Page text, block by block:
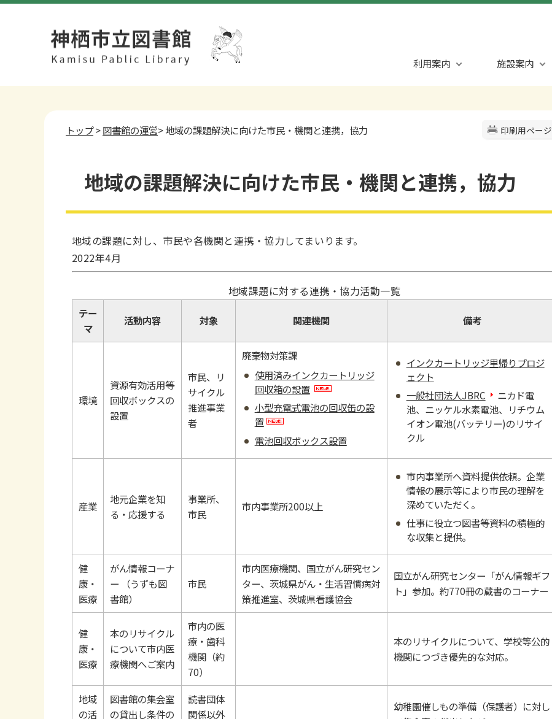
利用案内 施設案内
印刷用ページ
トップ>図書館の運営> 地域の課題解決に向けた市民・機関と連携，協力
地域の課題解決に向けた市民・機関と連携，協力
地域の課題に対し、市民や各機関と連携・協力してまいります。
2022年4月
地域課題に対する連携・協力活動一覧
テー
マ
活動内容 対象 関連機関 備考
環境
資源有効活用等
回収ボックスの
設置
市民、リ
サイクル
推進事業
者
廃棄物対策課
使用済みインクカートリッジ
回収箱の設置
小型充電式電池の回収缶の設
置
電池回収ボックス設置
インクカートリッジ里帰りプロジ
ェクト
一般社団法人JBRC
ニカド電
池、ニッケル水素電池、リチウム
イオン電池(バッテリー)のリサイ
クル
産業
地元企業を知
る・応援する
事業所、
市民
市内事業所200以上
市内事業所へ資料提供依頼。企業
情報の展示等により市民の理解を
深めていただく。
仕事に役立つ図書等資料の積極的
な収集と提供。
健
康・
医療
がん情報コーナ
ー （うずも図
書館）
市民
市内医療機関、国立がん研究セン
ター、茨城県がん・生活習慣病対
策推進室、茨城県看護協会
国立がん研究センター「がん情報ギフ
ト」参加。約770冊の蔵書のコーナー
健
康・
医療
本のリサイクル
について市内医
療機関へご案内
市内の医
療・歯科
機関（約
70）
本のリサイクルについて、学校等公的
機関につづき優先的な対応。
地域
の活
図書館の集会室
の貸出し条件の
読書団体
関係以外
幼稚園催しもの準備（保護者）に対し